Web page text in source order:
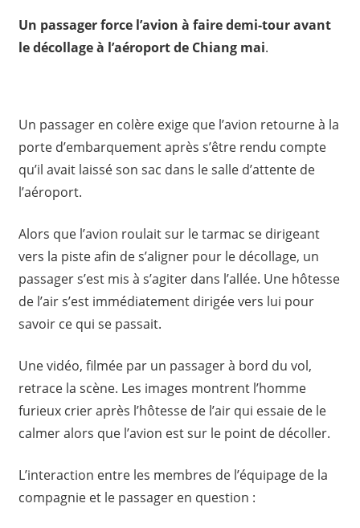
Un passager force l’avion à faire demi-tour avant
le décollage à l’aéroport de Chiang mai.
Un passager en colère exige que l’avion retourne à la
porte d’embarquement après s’être rendu compte
qu’il avait laissé son sac dans le salle d’attente de
l’aéroport.
Alors que l’avion roulait sur le tarmac se dirigeant
vers la piste afin de s’aligner pour le décollage, un
passager s’est mis à s’agiter dans l’allée. Une hôtesse
de l’air s’est immédiatement dirigée vers lui pour
savoir ce qui se passait.
Une vidéo, filmée par un passager à bord du vol,
retrace la scène. Les images montrent l’homme
furieux crier après l’hôtesse de l’air qui essaie de le
calmer alors que l’avion est sur le point de décoller.
L’interaction entre les membres de l’équipage de la
compagnie et le passager en question :